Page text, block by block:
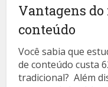
Vantagens
conteúdo
Você sabia que
de conteúdo custa
tradicional? Além